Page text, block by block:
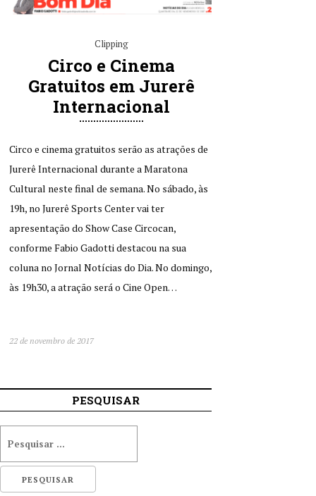
Clipping
Circo e Cinema
Gratuitos em Jurerê
Internacional
Circo e cinema gratuitos serão as atrações de
Jurerê Internacional durante a Maratona
Cultural neste final de semana. No sábado, às
19h, no Jurerê Sports Center vai ter
apresentação do Show Case Circocan,
conforme Fabio Gadotti destacou na sua
coluna no Jornal Notícias do Dia. No domingo,
às 19h30, a atração será o Cine Open…
22 de novembro de 2017
PESQUISAR